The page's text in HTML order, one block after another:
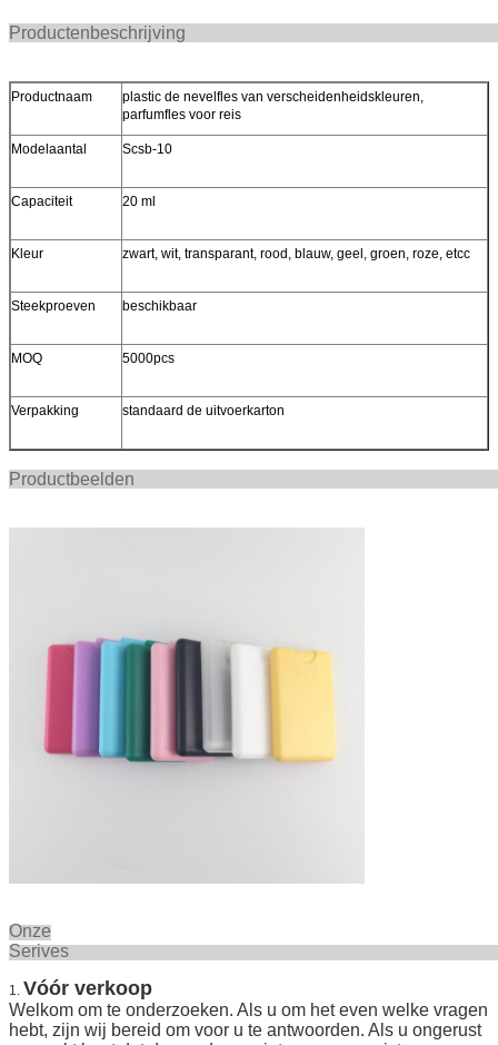
Productnaam
plastic de nevelfles van verscheidenheidskleuren,
parfumfles voor reis
Modelaantal Scsb-10
Capaciteit 20 ml
Kleur zwart, wit, transparant, rood, blauw, geel, groen, roze, etcc
Steekproeven beschikbaar
MOQ 5000pcs
Verpakking standaard de uitvoerkarton
Onze
1. Vóór verkoop
Welkom om te onderzoeken. Als u om het even welke vragen
hebt, zijn wij bereid om voor u te antwoorden. Als u ongerust